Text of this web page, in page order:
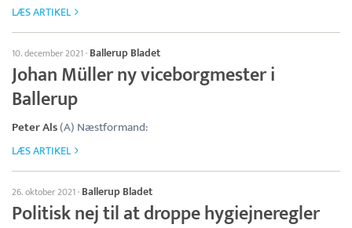
LÆS ARTIKEL
10. december 2021· Ballerup Bladet
Johan Müller ny viceborgmester i
Ballerup
Peter Als(A) Næstformand:
LÆS ARTIKEL
26. oktober 2021· Ballerup Bladet
Politisk nej til at droppe hygiejneregler